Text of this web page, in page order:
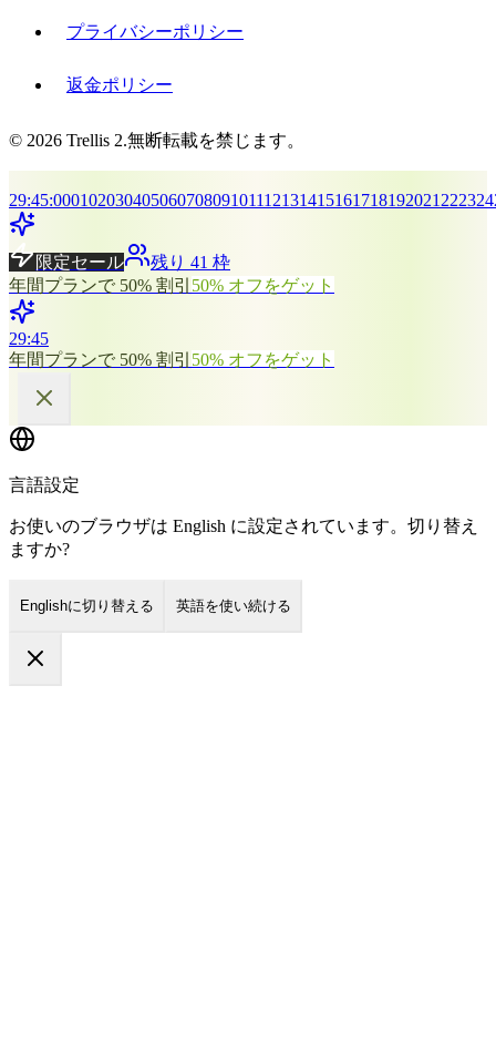
プライバシーポリシー
返金ポリシー
© 2026 Trellis 2.無断転載を禁じます。
29:45:00010203040506070809101112131415161718192021222324
限定セール
残り 41 枠
年間プランで 50% 割引 50% オフをゲット
29:45
年間プランで 50% 割引 50% オフをゲット
言語設定
お使いのブラウザは English に設定されています。切り替え
ますか?
Englishに切り替える 英語を使い続ける